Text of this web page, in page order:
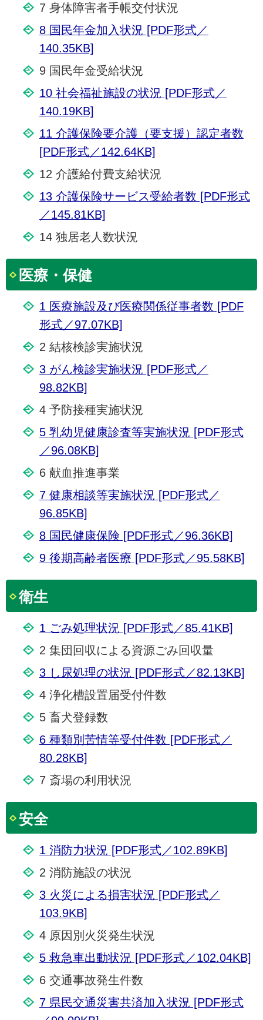
7 身体障害者手帳交付状況
8 国民年金加入状況 [PDF形式／
140.35KB]
9 国民年金受給状況
10 社会福祉施設の状況 [PDF形式／
140.19KB]
11 介護保険要介護（要支援）認定者数
[PDF形式／142.64KB]
12 介護給付費支給状況
13 介護保険サービス受給者数 [PDF形式
／145.81KB]
14 独居老人数状況
医療・保健
1 医療施設及び医療関係従事者数 [PDF
形式／97.07KB]
2 結核検診実施状況
3 がん検診実施状況 [PDF形式／
98.82KB]
4 予防接種実施状況
5 乳幼児健康診査等実施状況 [PDF形式
／96.08KB]
6 献血推進事業
7 健康相談等実施状況 [PDF形式／
96.85KB]
8 国民健康保険 [PDF形式／96.36KB]
9 後期高齢者医療 [PDF形式／95.58KB]
衛生
1 ごみ処理状況 [PDF形式／85.41KB]
2 集団回収による資源ごみ回収量
3 し尿処理の状況 [PDF形式／82.13KB]
4 浄化槽設置届受付件数
5 畜犬登録数
6 種類別苦情等受付件数 [PDF形式／
80.28KB]
7 斎場の利用状況
安全
1 消防力状況 [PDF形式／102.89KB]
2 消防施設の状況
3 火災による損害状況 [PDF形式／
103.9KB]
4 原因別火災発生状況
5 救急車出動状況 [PDF形式／102.04KB]
6 交通事故発生件数
7 県民交通災害共済加入状況 [PDF形式